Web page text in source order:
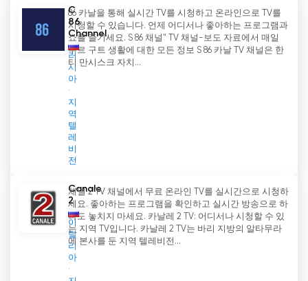
C
86
Channel
러
시
아
지
역
텔
레
비
전
86 카날을 통해 실시간 TV를 시청하고 온라인으로 TV를
시청할 수 있습니다. 언제 어디서나 좋아하는 프로그램과
쇼를 즐기세요. S 86 채널" TV 채널-보도 자료에서 매일
수르 구트 생활에 대한 모든 정보 S 86 카날 TV 채널은 한
티 만시스크 자치...
Canale
2
이
탈
리
아
채널 2 TV 채널에서 무료 온라인 TV를 실시간으로 시청하
세요. 좋아하는 프로그램을 확인하고 실시간 방송으로 하
나도 놓치지 마세요. 카날레 2 TV: 어디서나 시청할 수 있
는 지역 TV입니다. 카날레 2 TV는 바리 지방의 알타무라
에 본사를 둔 지역 텔레비전...